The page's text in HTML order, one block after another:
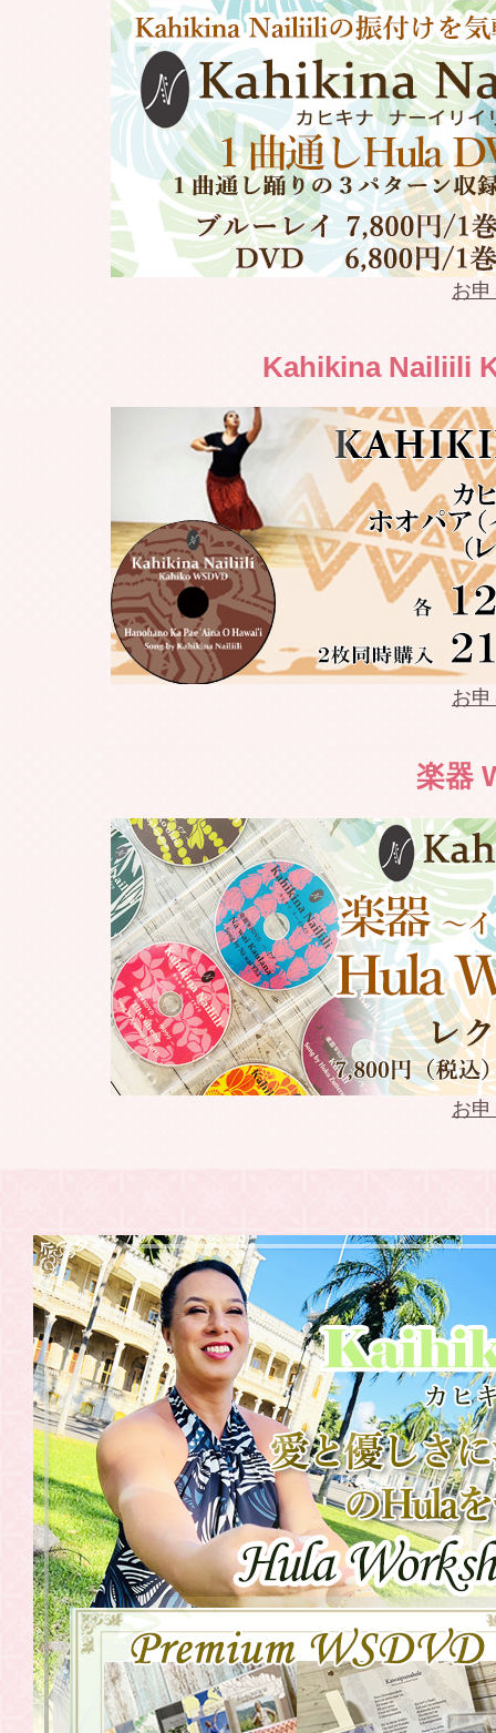
2022.11.13 Weldon
2022.11.12 Weldon
2022.10.29 Weldon
2022.10.20 社名変更
2022.04.17 Weldon
2022.04.10 Weldon
2022.04.03 Weldon
2022.04.02 Weldon
2022.03.27 Weldon
2022.03.26 Weldon
2022.03.21 Weldon
2022.03.13 Weldon
2022.03.13 Keoki
2022.03.12 Keoki
2022.02.10 keoki
模範演技
2021.08.23 WSDVD
2021.07.31 WSDVD
2021.07.30
20201年
中国・関西
2021.07.30
20201年
関東〉
2021.06.19 WSDVD「
2021.06.17 東京・横
2021.06.17 6月26日（
お
Kahikina Nailiili
お
楽器
お